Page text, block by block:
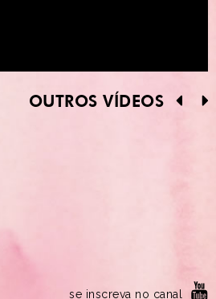
OUTROS VÍDEOS
se inscreva no canal